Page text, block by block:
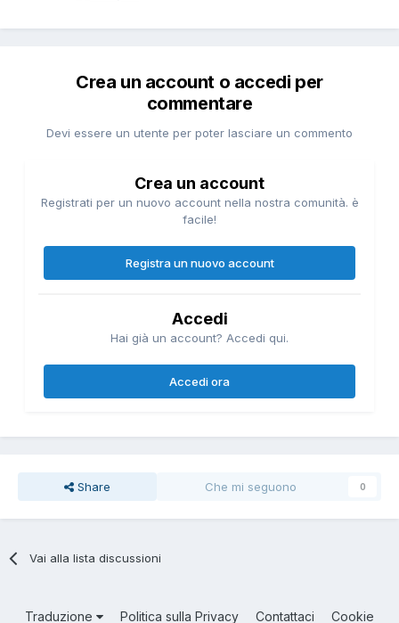
Crea un account o accedi per
commentare
Devi essere un utente per poter lasciare un commento
Crea un account
Registrati per un nuovo account nella nostra comunità. è
facile!
Registra un nuovo account
Accedi
Hai già un account? Accedi qui.
Accedi ora
Share Che mi seguono 0
Vai alla lista discussioni
Traduzione Politica sulla Privacy Contattaci Cookie